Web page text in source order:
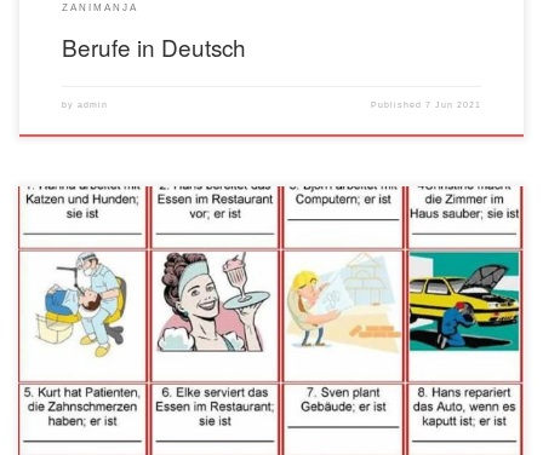
ZANIMANJA
Berufe in Deutsch
by admin Published7 Jun 2021